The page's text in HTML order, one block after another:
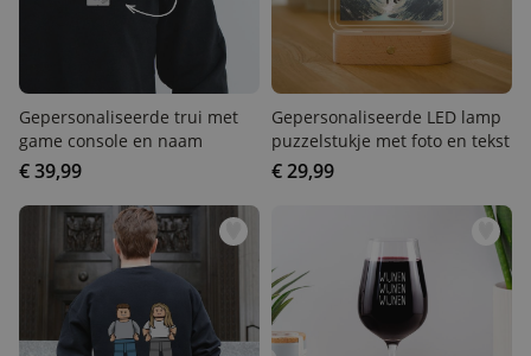
Gepersonaliseerde trui met
game console en naam
€ 39,99
Gepersonaliseerde LED
lamp puzzelstukje met foto
en tekst
€ 29,99